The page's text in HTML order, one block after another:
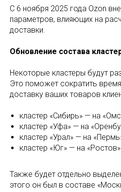
С 6 ноября 2025 года Ozon
параметров, влияющих на
доставки.
Обновление состава
Некоторые кластеры будут
Это поможет сократить
доставку ваших товаров
кластер «Сибирь» — на
кластер «Уфа» — на
кластер «Урал» — на
кластер «Юг» — на
Также будет отдельно
этого он был в составе